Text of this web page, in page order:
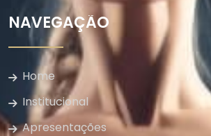
NAVEGAÇÃO
Home
Institucional
Apresentações